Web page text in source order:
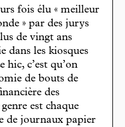
fois élu « meilleur
» par des jurys
de vingt ans
dans les kiosques
hic, c’est qu’on
de bouts de
des
est chaque
de journaux papier